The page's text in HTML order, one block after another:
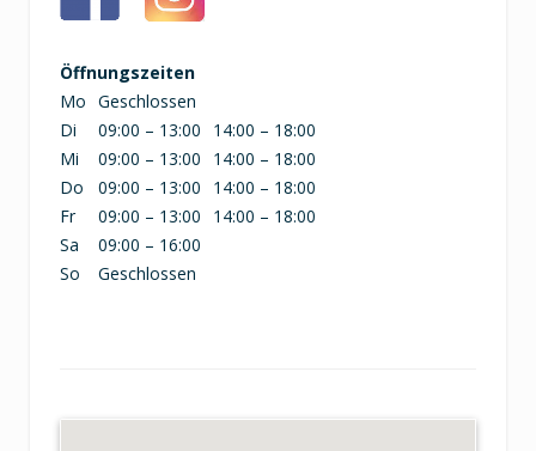
Öffnungszeiten
Mo Geschlossen
Di
09:00 – 13:00
14:00 – 18:00
Mi
09:00 – 13:00
14:00 – 18:00
Do
09:00 – 13:00
14:00 – 18:00
Fr
09:00 – 13:00
14:00 – 18:00
Sa
09:00 – 16:00
So
Geschlossen